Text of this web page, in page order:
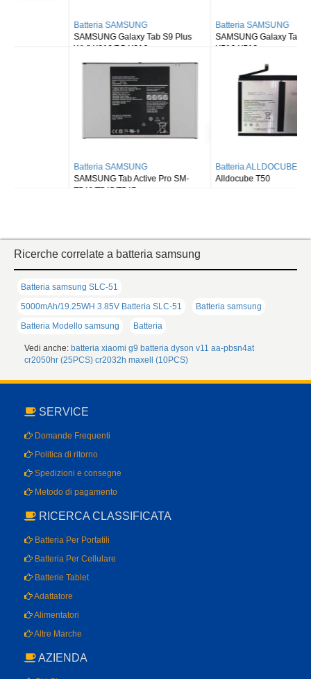
Batteria SAMSUNG
SAMSUNG Galaxy Tab S9 Plus
Wi-fi X810/5G X816
Batteria SAMSUNG
SAMSUNG Galaxy Tab S9FE X510
Batteria SAMSUNG
SAMSUNG Tab Active Pro SM-
T540/T545/T547
Batteria ALLDOCUBE
Alldocube T50
Ricerche correlate a batteria samsung
Batteria samsung SLC-51
5000mAh/19.25WH 3.85V Batteria SLC-51
Batteria samsung
Batteria Modello samsung
Batteria
Vedi anche: batteria xiaomi g9 batteria dyson v11 aa-pbsn4at
cr2050hr (25PCS) cr2032h maxell (10PCS)
SERVICE
Domande Frequenti
Politica di ritorno
Spedizioni e consegne
Metodo di pagamento
RICERCA CLASSIFICATA
Batteria Per Portatili
Batteria Per Cellulare
Batterie Tablet
Adattatore
Alimentatori
Altre Marche
AZIENDA